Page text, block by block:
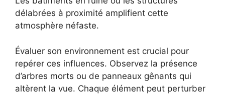
délabrées à proximité amplifient cette
atmosphère néfaste.
Évaluer son environnement est crucial pour
repérer ces influences. Observez la présence
d’arbres morts ou de panneaux gênants qui
altèrent la vue. Chaque élément peut perturber